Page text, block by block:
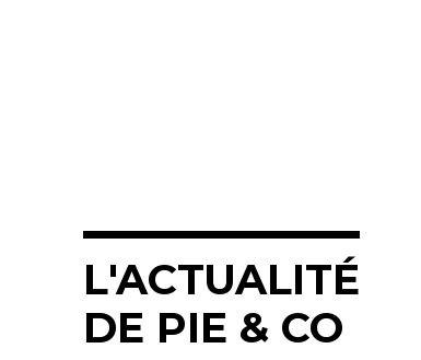
L'ACTUALITÉ
DE PIE & CO